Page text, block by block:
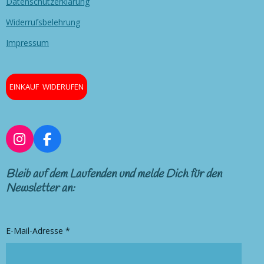
Widerrufsbelehrung
Impressum
EINKAUF WIDERUFEN
I
n
s
t
a
a
F
a
c
e
b
k
Bleib auf dem Laufenden und melde Dich für den
Newsletter an:
E-Mail-Adresse *